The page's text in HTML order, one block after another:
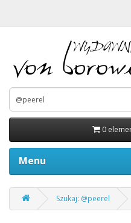
0
Menu
Szukaj: @peerel